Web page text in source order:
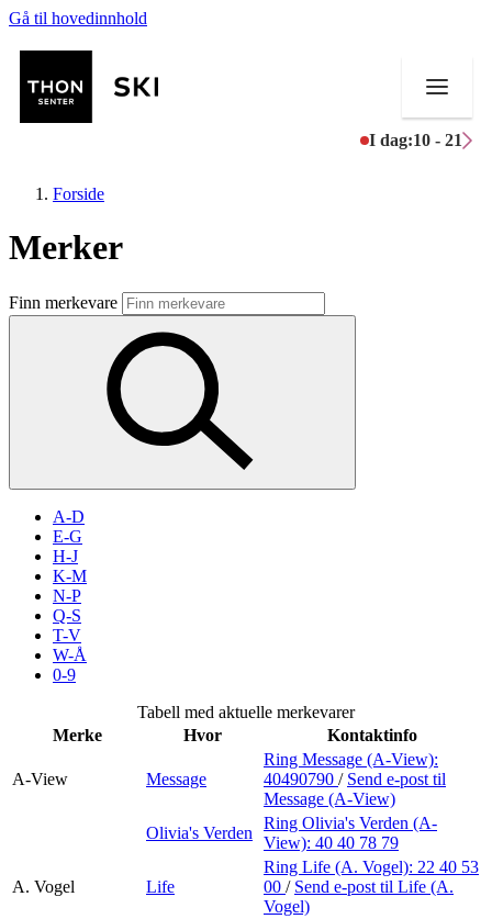
Gå til hovedinnhold
I dag:10 - 21
Butikker
Mat og drikke
Aktiviteter
Inspirasjon
Søk
Praktisk informasjon
Ledige stillinger
Forside
Merker
Finn merkevare
A-D
E-G
H-J
K-M
N-P
Q-S
T-V
W-Å
0-9
Tabell med aktuelle merkevarer
Merke
Hvor Kontaktinfo
A-View Message
Ring Message (A-View):
40490790 / Send e-post til
Message (A-View)
Olivia's Verden
Ring Olivia's Verden (A-
View): 40 40 78 79
A. Vogel Life
Ring Life (A. Vogel): 22 40 53
00 / Send e-post til Life (A.
Vogel)